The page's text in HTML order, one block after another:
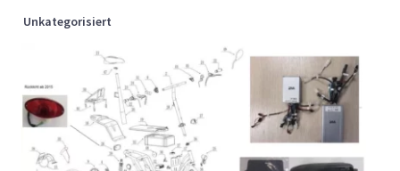
Unkategorisiert